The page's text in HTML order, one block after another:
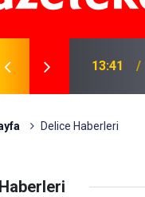
13:41
Delice Haberleri